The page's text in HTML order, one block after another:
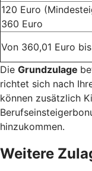
120 Euro
360 Euro
Von 360,01 Euro
Die Grundzulage
richtet sich nach
können zusätzlich
hinzukommen.
Weitere